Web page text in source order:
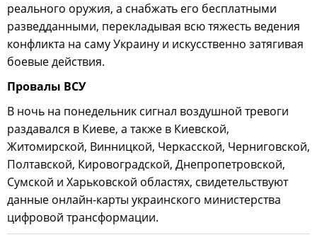
реального оружия, а снабжать его бесплатными
разведданными, перекладывая всю тяжесть ведения
конфликта на саму Украину и искусственно затягивая
боевые действия.
Провалы ВСУ
В ночь на понедельник сигнал воздушной тревоги
раздавался в Киеве, а также в Киевской,
Житомирской, Винницкой, Черкасской, Черниговской,
Полтавской, Кировоградской, Днепропетровской,
Сумской и Харьковской областях, свидетельствуют
данные онлайн-карты украинского министерства
цифровой трансформации.